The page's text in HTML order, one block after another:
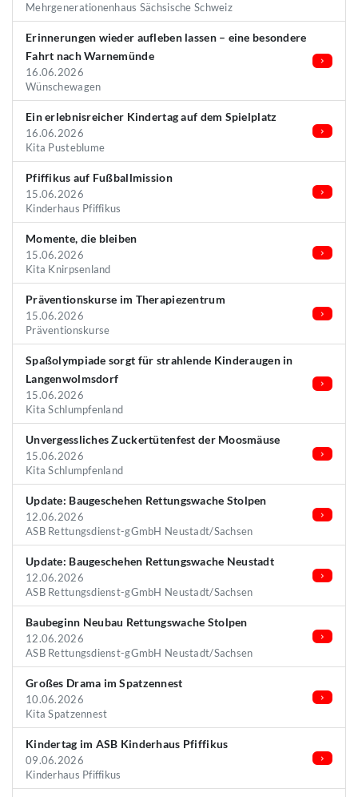
Mehrgenerationenhaus Sächsische Schweiz
Erinnerungen wieder aufleben lassen – eine besondere
Fahrt nach Warnemünde
16.06.2026
Wünschewagen
Ein erlebnisreicher Kindertag auf dem Spielplatz
16.06.2026
Kita Pusteblume
Pfiffikus auf Fußballmission
15.06.2026
Kinderhaus Pfiffikus
Momente, die bleiben
15.06.2026
Kita Knirpsenland
Präventionskurse im Therapiezentrum
15.06.2026
Präventionskurse
Spaßolympiade sorgt für strahlende Kinderaugen in
Langenwolmsdorf
15.06.2026
Kita Schlumpfenland
Unvergessliches Zuckertütenfest der Moosmäuse
15.06.2026
Kita Schlumpfenland
Update: Baugeschehen Rettungswache Stolpen
12.06.2026
ASB Rettungsdienst-gGmbH Neustadt/Sachsen
Update: Baugeschehen Rettungswache Neustadt
12.06.2026
ASB Rettungsdienst-gGmbH Neustadt/Sachsen
Baubeginn Neubau Rettungswache Stolpen
12.06.2026
ASB Rettungsdienst-gGmbH Neustadt/Sachsen
Großes Drama im Spatzennest
10.06.2026
Kita Spatzennest
Kindertag im ASB Kinderhaus Pfiffikus
09.06.2026
Kinderhaus Pfiffikus